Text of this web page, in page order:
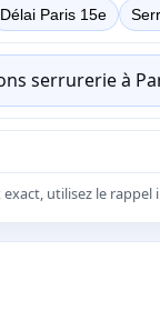
Délai Paris 15e
serrurerie à
utilisez le rappel